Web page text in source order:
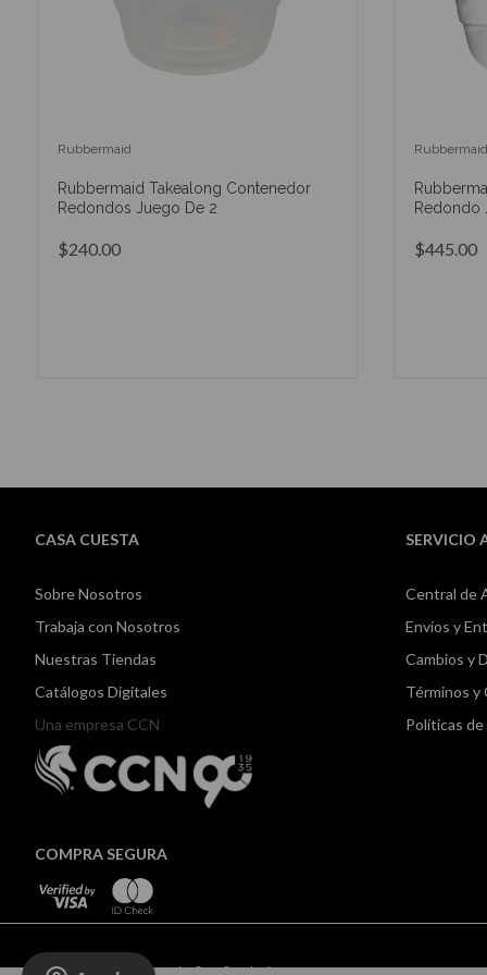
Rubbermaid
Rubbermaid Takealong Contenedor
Redondos Juego De 2
$240.00
Rubbermaid
Redondo
$445.00
CASA CUESTA
Sobre Nosotros
Trabaja con Nosotros
Nuestras Tiendas
Catálogos Digitales
Una empresa CCN
COMPRA SEGURA
SERVICIO
Central de
Envíos y
Cambios y
Términos y
Políticas
Todos los derechos reservados Casa Cuesta ©2024